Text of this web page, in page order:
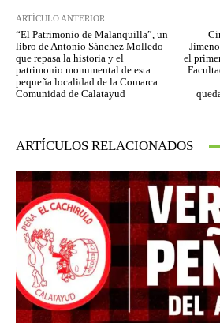
ARTÍCULO ANTERIOR
“El Patrimonio de Malanquilla”, un
libro de Antonio Sánchez Molledo
que repasa la historia y el
patrimonio monumental de esta
pequeña localidad de la Comarca
Comunidad de Calatayud
el
ARTÍCULOS RELACIONADOS